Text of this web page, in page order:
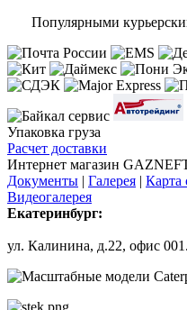
Популярными
Упаковка груза
Расчет доставки
Интернет магазин
Документы | Галерея | Карта
Видеогалерея
Екатеринбург:
ул. Калинина, д.22, офис 001.